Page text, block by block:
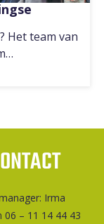
Het team van
Irma
06 – 11 14 44 43